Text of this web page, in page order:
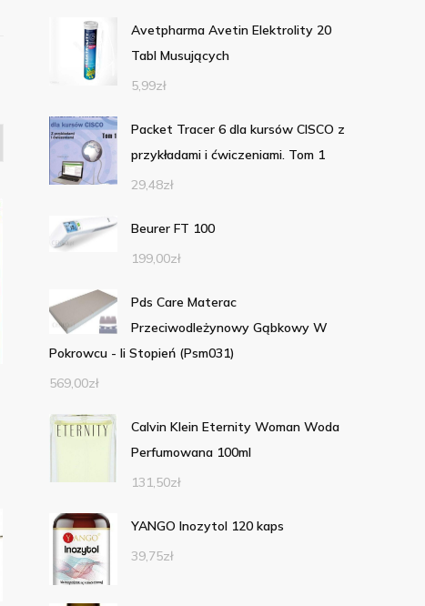
Avetpharma Avetin Elektrolity 20
Tabl Musujących
5,99zł
Packet Tracer 6 dla kursów CISCO z
przykładami i ćwiczeniami. Tom 1
29,48zł
Beurer FT 100
199,00zł
Pds Care Materac
Przeciwodleżynowy Gąbkowy W
Pokrowcu - Ii Stopień (Psm031)
569,00zł
Calvin Klein Eternity Woman Woda
Perfumowana 100ml
131,50zł
YANGO Inozytol 120 kaps
39,75zł